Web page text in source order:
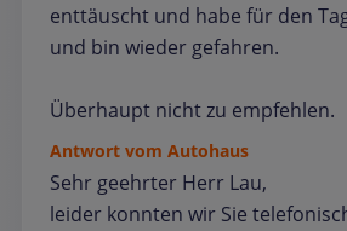
enttäuscht und habe für den
und bin wieder gefahren.
Überhaupt nicht zu empfehlen.
Antwort vom Autohaus
Sehr geehrter Herr Lau,
leider konnten wir Sie